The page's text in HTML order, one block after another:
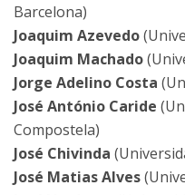
Barcelona)
Joaquim Azevedo
Joaquim Machado
Jorge Adelino Costa
José António Caride
Compostela)
José Chivinda
José Matias Alves